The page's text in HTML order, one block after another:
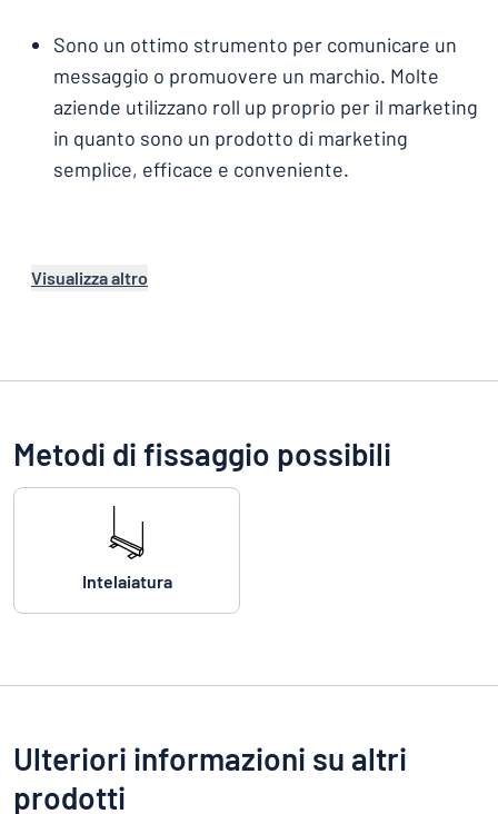
Sono un ottimo strumento per comunicare un
messaggio o promuovere un marchio. Molte
aziende utilizzano roll up proprio per il marketing
in quanto sono un prodotto di marketing
semplice, efficace e conveniente.
Visualizza altro
Metodi di fissaggio possibili
Intelaiatura
Ulteriori informazioni su altri
prodotti